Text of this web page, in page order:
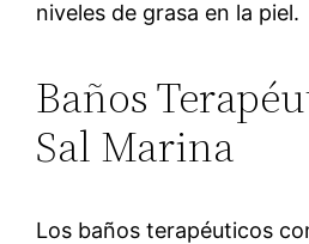
niveles de grasa en la piel.
Baños
Sal Marina
Los baños terapéuticos